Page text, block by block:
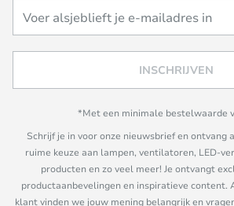
INSCHRIJVEN
*Met een minimale bestelwaarde
Schrijf je in voor onze nieuwsbrief en ontvang
ruime keuze aan lampen, ventilatoren, LED-
producten en zo veel meer! Je ontvangt
productaanbevelingen en inspiratieve content.
klant vinden we jouw mening belangrijk en